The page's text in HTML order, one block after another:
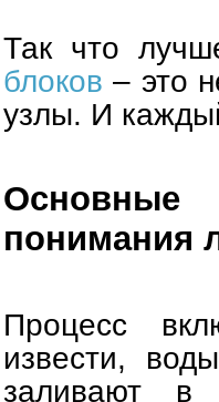
Так что
блоков – это
узлы. И
понимания
Процесс
извести,
заливают в